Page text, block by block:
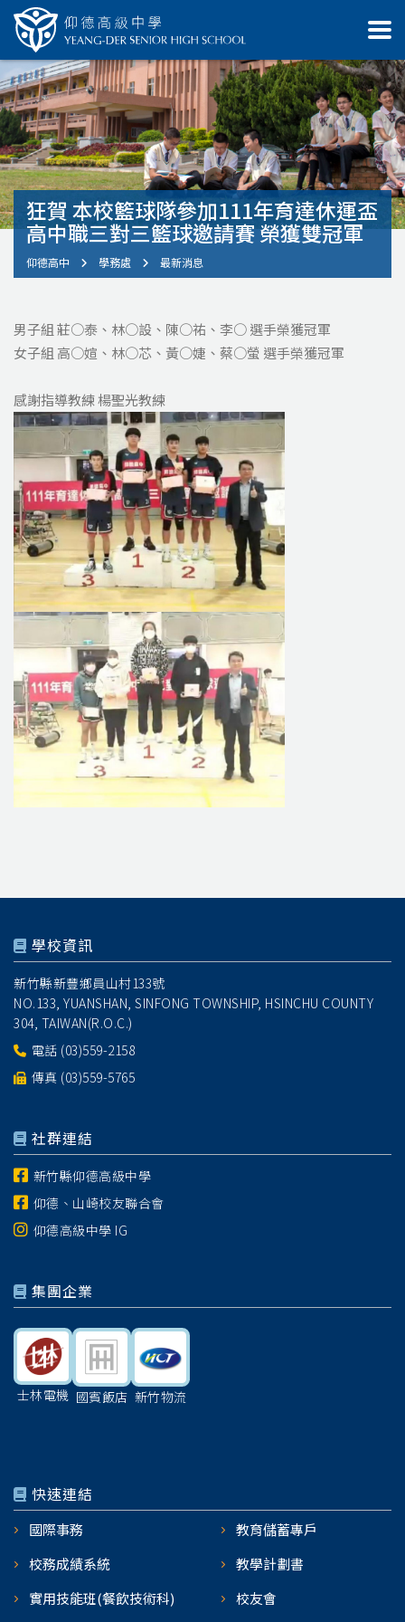
狂賀 本校籃球隊參加111年育達休運盃
高中職三對三籃球邀請賽 榮獲雙冠軍
仰德高中 學務處 最新消息
男子組 莊○泰、林○設、陳○祐、李○ 選手榮獲冠軍
女子組 高○媗、林○芯、黃○婕、蔡○螢 選手榮獲冠軍
感謝指導教練 楊聖光教練
學校資訊
新竹縣新豐鄉員山村133號
NO.133, YUANSHAN, SINFONG TOWNSHIP, HSINCHU COUNTY
304, TAIWAN(R.O.C.)
電話 (03)559-2158
傳真 (03)559-5765
社群連結
新竹縣仰德高級中學
仰德、山崎校友聯合會
仰德高級中學 IG
集團企業
士林電機 國賓飯店 新竹物流
快速連結
國際事務
教育儲蓄專戶
校務成績系統
教學計劃書
實用技能班(餐飲技術科)
校友會